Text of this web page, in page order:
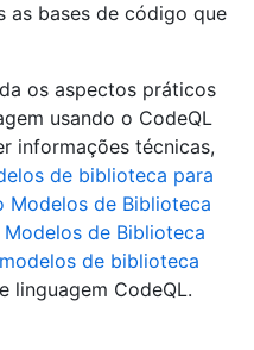
as bases de código que
os aspectos práticos
usando o CodeQL
informações técnicas,
de biblioteca para
Modelos de Biblioteca
de Biblioteca
de biblioteca
linguagem CodeQL.